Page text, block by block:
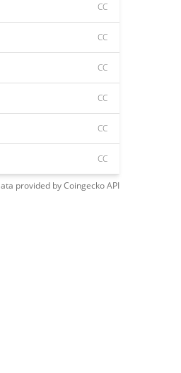
CC
CC
CC
CC
CC
CC
provided byCoingeckoAPI